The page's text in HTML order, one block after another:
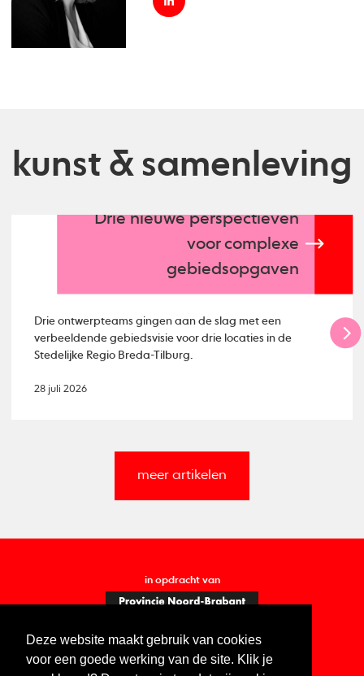
Deze website maakt gebruik van cookies
voor een goede werking van de site. Klik je
kunst & samenleving
Drie nieuwe perspectieven
voor complexe
gebiedsopgaven
Drie ontwerpteams gingen aan de slag met een
verbeeldende gebiedsvisie voor drie locaties in de
Stedelijke Regio Breda-Tilburg.
28 juli 2026
meer artikelen
in opdracht van